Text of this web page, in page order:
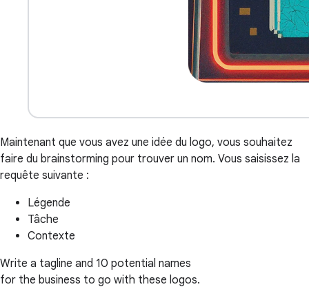
Maintenant que vous avez une idée du logo, vous souhaitez
faire du brainstorming pour trouver un nom. Vous saisissez la
requête suivante :
Légende
Tâche
Contexte
Write a tagline and 10 potential names
for the business to go with these logos.